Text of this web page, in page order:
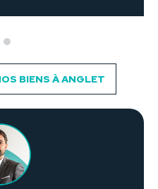
BIENS À ANGLET